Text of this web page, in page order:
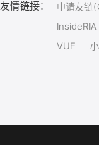
友情链接： 申请友链
InsideRIA
VUE